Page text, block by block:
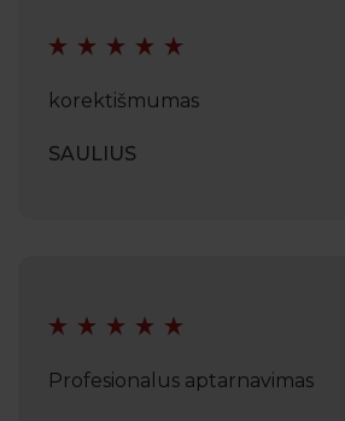
korektišmumas
SAULIUS
Profesionalus aptarnavimas